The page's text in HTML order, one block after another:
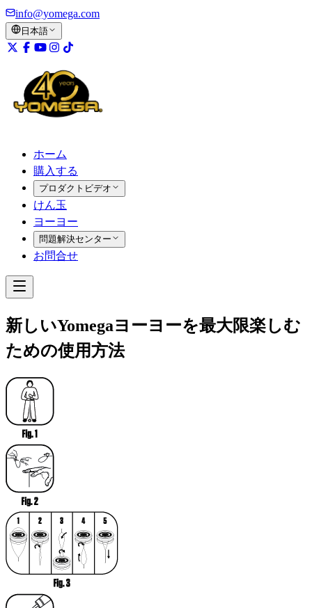
info@yomega.com
日本語
ホーム
購入する
プロダクトビデオ
けん玉
ヨーヨー
問題解決センター
お問合せ
新しいYomegaヨーヨーを最大限楽しむ
ための使用方法